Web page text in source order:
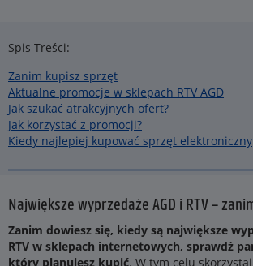
Spis Treści:
Zanim kupisz sprzęt
Aktualne promocje w sklepach RTV AGD
Jak szukać atrakcyjnych ofert?
Jak korzystać z promocji?
Kiedy najlepiej kupować sprzęt elektroniczny
Największe wyprzedaże AGD i RTV –
Zanim dowiesz się, kiedy są największe
RTV w sklepach internetowych, sprawdź
który planujesz kupić. W tym celu